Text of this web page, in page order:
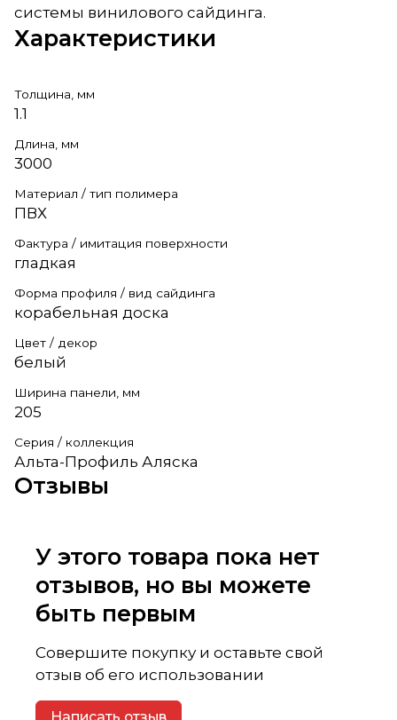
системы винилового сайдинга.
Характеристики
Толщина, мм
1.1
Длина, мм
3000
Материал / тип полимера
ПВХ
Фактура / имитация поверхности
гладкая
Форма профиля / вид сайдинга
корабельная доска
Цвет / декор
белый
Ширина панели, мм
205
Серия / коллекция
Альта-Профиль Аляска
Отзывы
У этого товара пока нет
отзывов, но вы можете
быть первым
Совершите покупку и оставьте свой
отзыв об его использовании